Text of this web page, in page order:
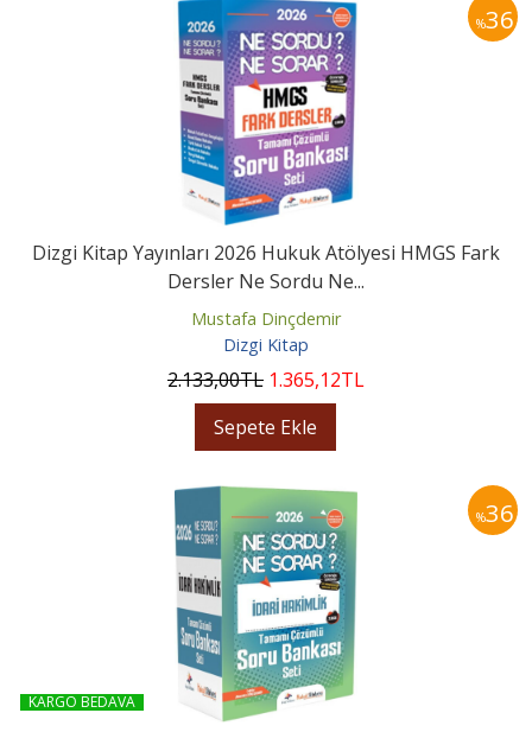
%36
Dizgi Kitap Yayınları 2026 Hukuk Atölyesi HMGS Fark
Dersler Ne Sordu Ne...
Mustafa Dinçdemir
Dizgi Kitap
2.133,00TL 1.365,12TL
Sepete Ekle
%36
KARGO BEDAVA